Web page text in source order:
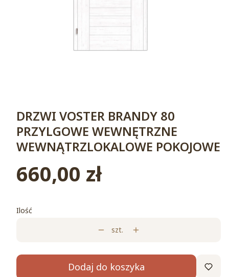
DRZWI VOSTER BRANDY 80
PRZYLGOWE WEWNĘTRZNE
WEWNĄTRZLOKALOWE POKOJOWE
Cena
660,00 zł
Ilość
szt.
Dodaj do koszyka